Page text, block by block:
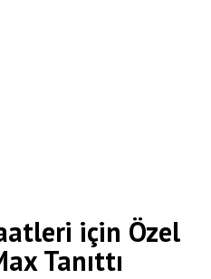
için Özel
Tanıttı